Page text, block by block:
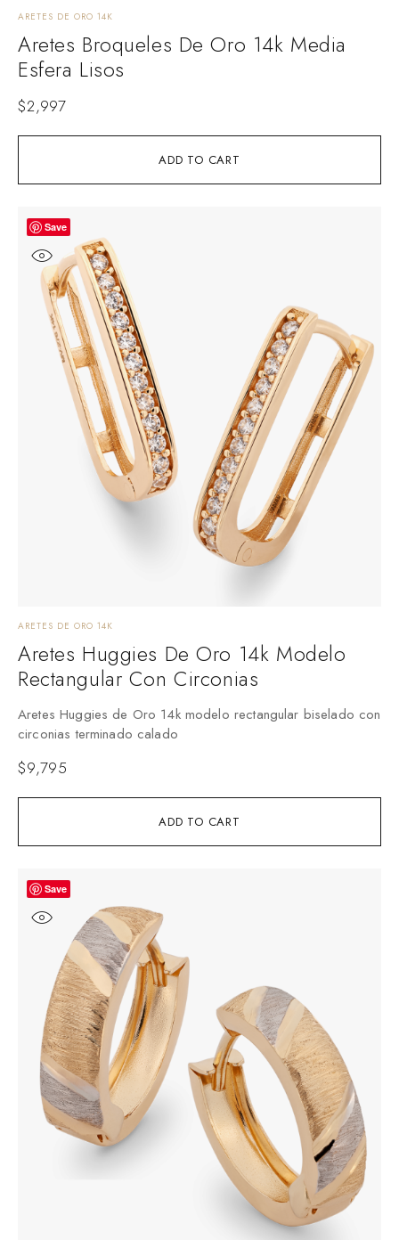
ADD TO CART
ARETES DE ORO 14K
Aretes Broqueles De Oro 14k Media
Esfera Lisos
$2,997
Save
ADD TO CART
ARETES DE ORO 14K
Aretes Huggies De Oro 14k Modelo
Rectangular Con Circonias
Aretes Huggies de Oro 14k modelo rectangular biselado con
circonias terminado calado
$9,795
Save